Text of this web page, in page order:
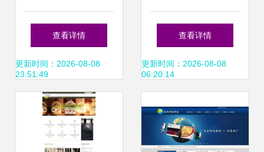
网页与网站设计的
核心策略与模板选
择
查看详情
更新时间：2026-08-08
23:51:49
网站设计的融合之
道
查看详情
更新时间：2026-08-08
06:20:14